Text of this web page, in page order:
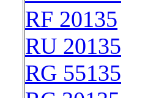
RF 20135
RU 20135
RG 55135